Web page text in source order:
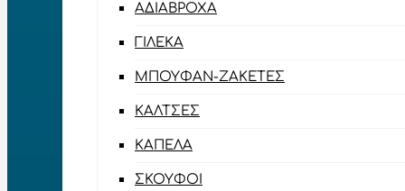
ΑΔΙΆΒΡΟΧΑ
ΓΙΛΈΚΑ
ΜΠΟΥΦΆΝ-ΖΑΚΈΤΕΣ
ΚΆΛΤΣΕΣ
ΚΑΠΈΛΑ
ΣΚΟΎΦΟΙ